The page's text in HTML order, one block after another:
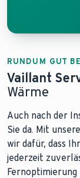
RUNDUM GUT
Vaillant
Wärme
Auch nach der
Sie da. Mit
wir dafür, dass
jederzeit